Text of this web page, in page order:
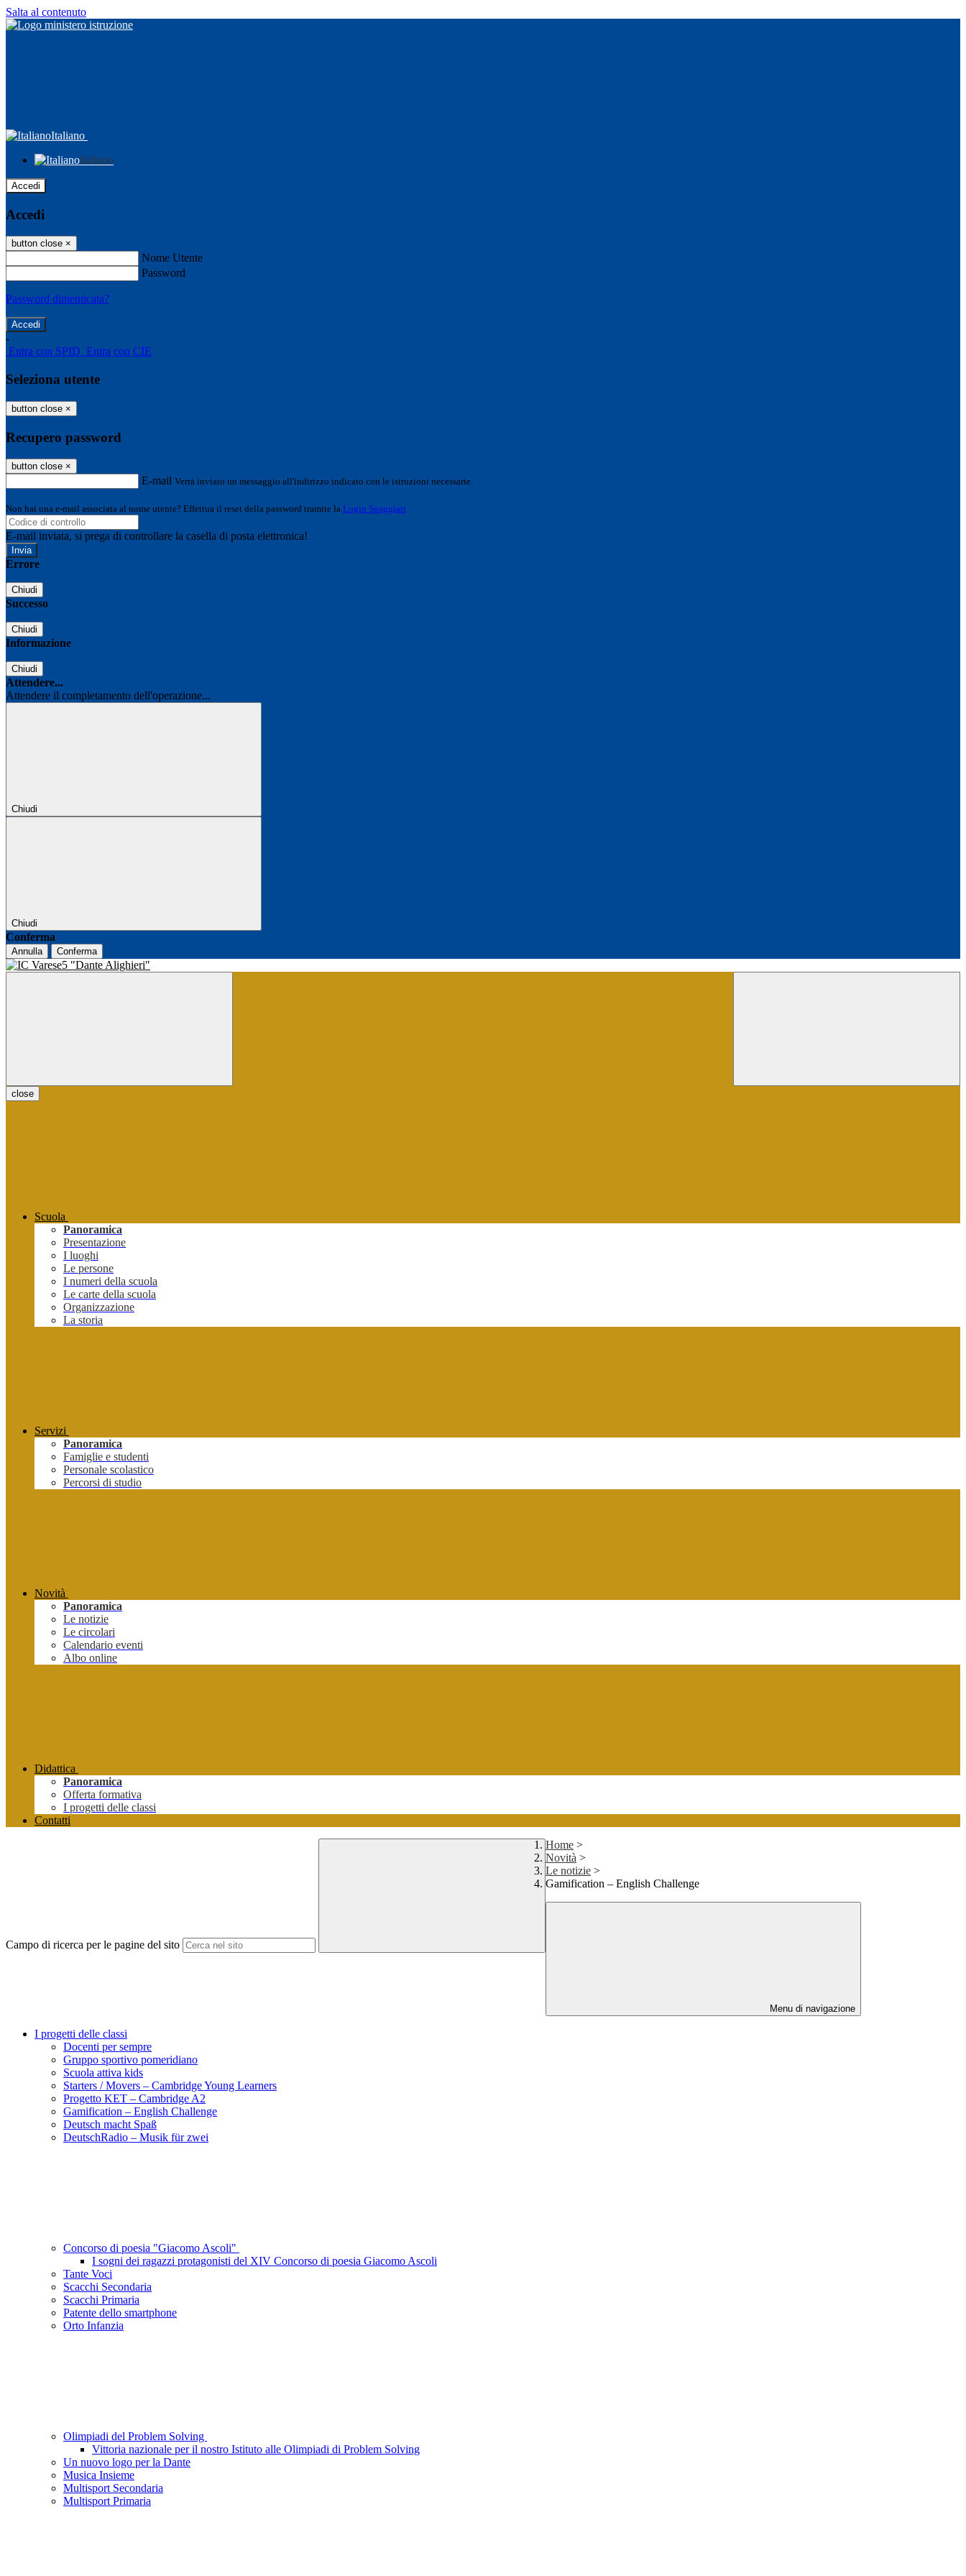
Salta al contenuto
Italiano
Italiano
Accedi
Accedi
button close ×
Nome Utente
Password
Password dimenticata?
-
Entra con SPID Entra con CIE
Seleziona utente
button close ×
Recupero password
button close ×
E-mail Verrà inviato un messaggio all'indirizzo indicato con le istruzioni necessarie.
Non hai una e-mail associata al nome utente? Effettua il reset della password tramite la Login Spaggiari
E-mail inviata, si prega di controllare la casella di posta elettronica!
Errore
Chiudi
Successo
Chiudi
Informazione
Chiudi
Attendere...
Attendere il completamento dell'operazione...
Chiudi
Chiudi
Conferma
Annulla Conferma
close
Scuola
Panoramica
Presentazione
I luoghi
Le persone
I numeri della scuola
Le carte della scuola
Organizzazione
La storia
Servizi
Panoramica
Famiglie e studenti
Personale scolastico
Percorsi di studio
Novità
Panoramica
Le notizie
Le circolari
Calendario eventi
Albo online
Didattica
Panoramica
Offerta formativa
I progetti delle classi
Contatti
Campo di ricerca per le pagine del sito
Home >
Novità >
Le notizie >
Gamification – English Challenge
Menu di navigazione
I progetti delle classi
Docenti per sempre
Gruppo sportivo pomeridiano
Scuola attiva kids
Starters / Movers – Cambridge Young Learners
Progetto KET – Cambridge A2
Gamification – English Challenge
Deutsch macht Spaß
DeutschRadio – Musik für zwei
Concorso di poesia "Giacomo Ascoli"
I sogni dei ragazzi protagonisti del XIV Concorso di poesia Giacomo Ascoli
Tante Voci
Scacchi Secondaria
Scacchi Primaria
Patente dello smartphone
Orto Infanzia
Olimpiadi del Problem Solving
Vittoria nazionale per il nostro Istituto alle Olimpiadi di Problem Solving
Un nuovo logo per la Dante
Musica Insieme
Multisport Secondaria
Multisport Primaria